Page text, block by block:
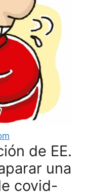
de EE.
una
covid-